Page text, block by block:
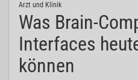
Arzt und Klinik
Was Brain-
Interfaces
können